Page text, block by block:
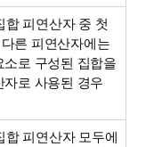
합 피연산자 중 첫
른 피연산자에는
로 구성된 집합을
로 사용된 경우
합 피연산자 모두에